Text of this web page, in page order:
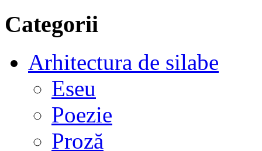
Categorii
Arhitectura de silabe
Eseu
Poezie
Proză